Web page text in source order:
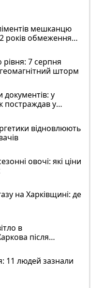
мешканцю
років обмеження
7 серпня
шторм
документів: у
постраждав у
відновлюють
овочі: які ціни
на Харківщині: де
в
після
11 людей зазнали